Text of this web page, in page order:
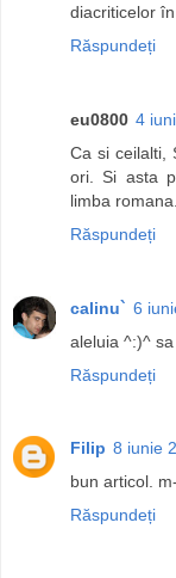
diacriticelor
Răspundeți
eu0800 4
Ca si ceilalti,
ori. Si asta
limba
Răspundeți
calinu` 6
aleluia ^:)^
Răspundeți
Filip 8 iunie
bun articol.
Răspundeți